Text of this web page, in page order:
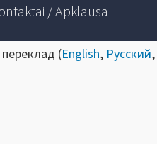
/ Apklausa
(English, Русский,